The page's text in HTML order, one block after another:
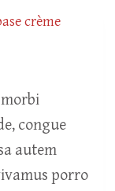
crème
congue
autem
porro